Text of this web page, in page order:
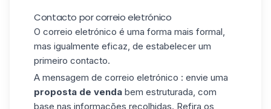
Contacto por correio eletrónico
O correio eletrónico é uma forma mais formal,
mas igualmente eficaz, de estabelecer um
primeiro contacto.
A mensagem de correio eletrónico : envie uma
proposta de venda bem estruturada, com
base nas informações recolhidas. Refira os